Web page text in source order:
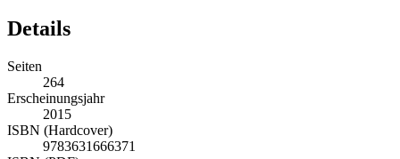
Details
Seiten
264
Erscheinungsjahr
2015
ISBN (Hardcover)
9783631666371